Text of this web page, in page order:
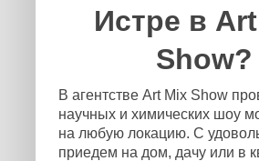
Истре в
Show?
В агентстве Art Mix Show
научных и химических шоу
на любую локацию. С
приедем на дом, дачу или в